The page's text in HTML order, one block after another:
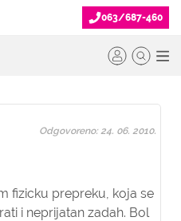
063/687-460
fizicku prepreku, koja se
i neprijatan zadah. Bol
Odgovoreno: 24. 06. 2010.